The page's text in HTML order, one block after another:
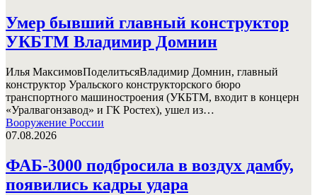
Умер бывший главный конструктор
УКБТМ Владимир Домнин
Илья МаксимовПоделитьсяВладимир Домнин, главный
конструктор Уральского конструкторского бюро
транспортного машиностроения (УКБТМ, входит в концерн
«Уралвагонзавод» и ГК Ростех), ушел из…
Вооружение России
07.08.2026
ФАБ-3000 подбросила в воздух дамбу,
появились кадры удара